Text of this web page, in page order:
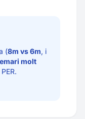
(8m vs 6m, i
molt